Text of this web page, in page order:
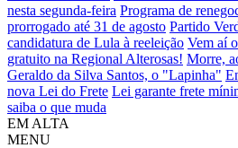
nesta segunda-feira Programa de
prorrogado até 31 de agosto Partido
candidatura de Lula à reeleição Vem aí
gratuito na Regional Alterosas! Morre,
Geraldo da Silva Santos, o "Lapinha"
nova Lei do Frete Lei garante frete
saiba o que muda
EM ALTA
MENU